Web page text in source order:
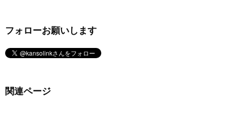
フォローお願いします
関連ページ